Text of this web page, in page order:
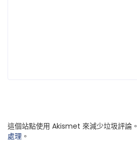
這個站點使用 Akismet 來減少垃圾評論。
處理 。